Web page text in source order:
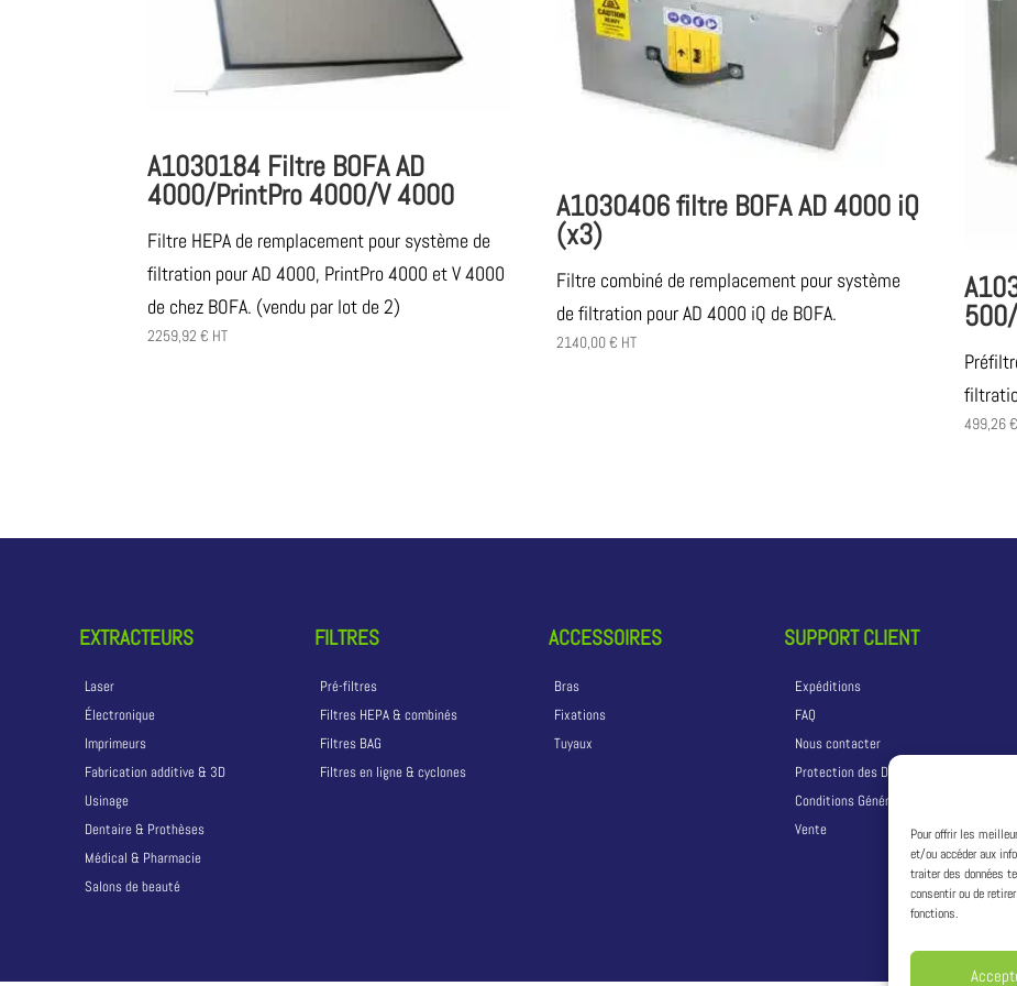
Pour offrir les
et/ou accéder aux
traiter des données
consentir ou de
fonctions.
A1030184 Filtre BOFA AD
4000/PrintPro 4000/V 4000
Filtre HEPA de remplacement pour système de
filtration pour AD 4000, PrintPro 4000 et V 4000
de chez BOFA. (vendu par lot de 2)
2259,92€ HT
A1030406 filtre BOFA AD 4000 iQ
(x3)
Filtre combiné de remplacement pour système
de filtration pour AD 4000 iQ de BOFA.
2140,00€ HT
499,26€
EXTRACTEURS
Laser
Électronique
Imprimeurs
Fabrication additive & 3D
Usinage
Dentaire & Prothèses
Médical & Pharmacie
Salons de beauté
FILTRES
Pré-filtres
Filtres HEPA & combinés
Filtres BAG
Filtres en ligne & cyclones
ACCESSOIRES
Bras
Fixations
Tuyaux
SUPPORT CLIENT
Expéditions
FAQ
Nous contacter
Protection des Données
Conditions Générales de
Vente